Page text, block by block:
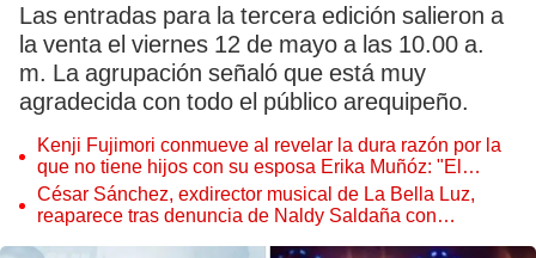
Las entradas para la tercera edición salieron a
la venta el viernes 12 de mayo a las 10.00 a.
m. La agrupación señaló que está muy
agradecida con todo el público arequipeño.
Kenji Fujimori conmueve al revelar la dura razón por la
que no tiene hijos con su esposa Erika Muñóz: "El
proceso judicial"
César Sánchez, exdirector musical de La Bella Luz,
reaparece tras denuncia de Naldy Saldaña con